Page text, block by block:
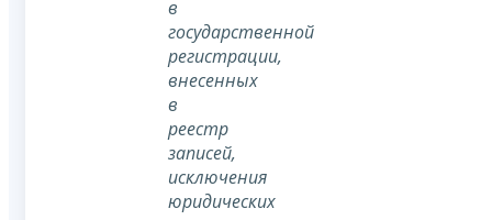
в
государственной
регистрации,
внесенных
в
реестр
записей,
исключения
юридических